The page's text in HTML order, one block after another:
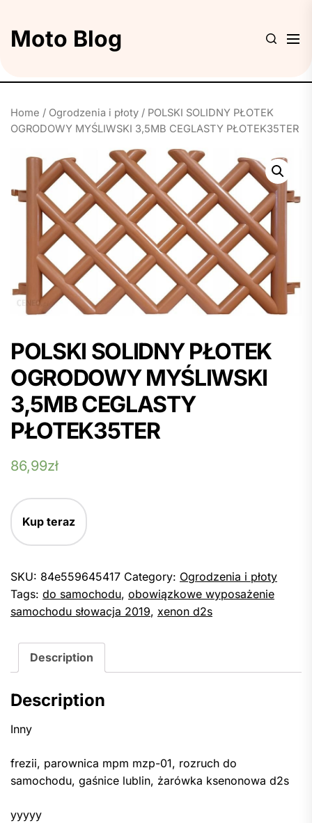
Moto Blog
Home / Ogrodzenia i płoty / POLSKI SOLIDNY PŁOTEK
OGRODOWY MYŚLIWSKI 3,5MB CEGLASTY PŁOTEK35TER
POLSKI SOLIDNY PŁOTEK
OGRODOWY MYŚLIWSKI
3,5MB CEGLASTY
PŁOTEK35TER
86,99zł
Kup teraz
SKU: 84e559645417 Category: Ogrodzenia i płoty
Tags: do samochodu, obowiązkowe wyposażenie
samochodu słowacja 2019, xenon d2s
Description
Description
Inny
frezii, parownica mpm mzp-01, rozruch do
samochodu, gaśnice lublin, żarówka ksenonowa d2s
yyyyy